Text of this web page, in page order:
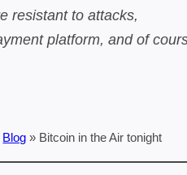
resistant to attacks,
platform, and of
Blog » Bitcoin in the Air tonight